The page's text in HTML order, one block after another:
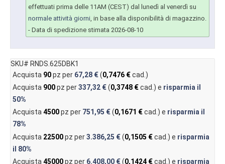
effettuati prima delle 11AM (CEST) dal lunedì al venerdì su
normale attività giorni, in base alla disponibilità di magazzino.
- Data di spedizione stimata 2026-08-10
SKU# RNDS.625DBK1
Acquista 90pz per 67,28 €(0,7476 €cad.)
Acquista 900pz per337,32 €(0,3748 €cad.) e risparmia il
50%
Acquista4500pz per 751,95 €(0,1671 €cad.) e risparmia il
78%
Acquista 22500pz per3.386,25 €(0,1505 €cad.) e risparmia
il 80%
Acquista45000pz per 6.408,00 €(0,1424 €cad.) e risparmia